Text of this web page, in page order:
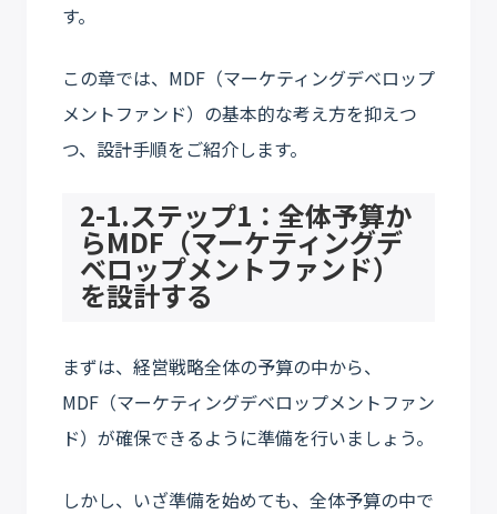
す。
この章では、MDF（マーケティングデベロップ
メントファンド）の基本的な考え方を抑えつ
つ、設計手順をご紹介します。
2-1.ステップ1：全体予算か
らMDF（マーケティングデ
ベロップメントファンド）
を設計する
まずは、経営戦略全体の予算の中から、
MDF（マーケティングデベロップメントファン
ド）が確保できるように準備を行いましょう。
しかし、いざ準備を始めても、全体予算の中で